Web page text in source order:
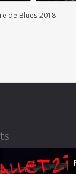
de Blues 2018